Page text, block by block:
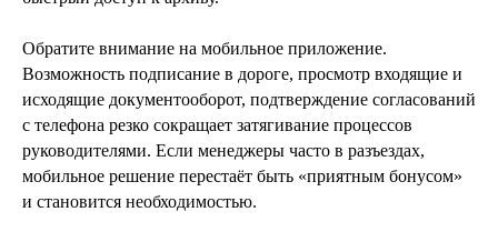
Обратите внимание на мобильное приложение.
Возможность подписание в дороге, просмотр входящие и
исходящие документооборот, подтверждение согласований
с телефона резко сокращает затягивание процессов
руководителями. Если менеджеры часто в разъездах,
мобильное решение перестаёт быть «приятным бонусом»
и становится необходимостью.